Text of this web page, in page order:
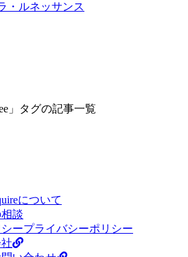
・ルネッサンス
」タグの記事一覧
について
談
ープライバシーポリシー